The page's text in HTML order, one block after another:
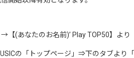
【(あなたのお名前)’ Play TOP50】よ
の「トップページ」⇒下のタブより